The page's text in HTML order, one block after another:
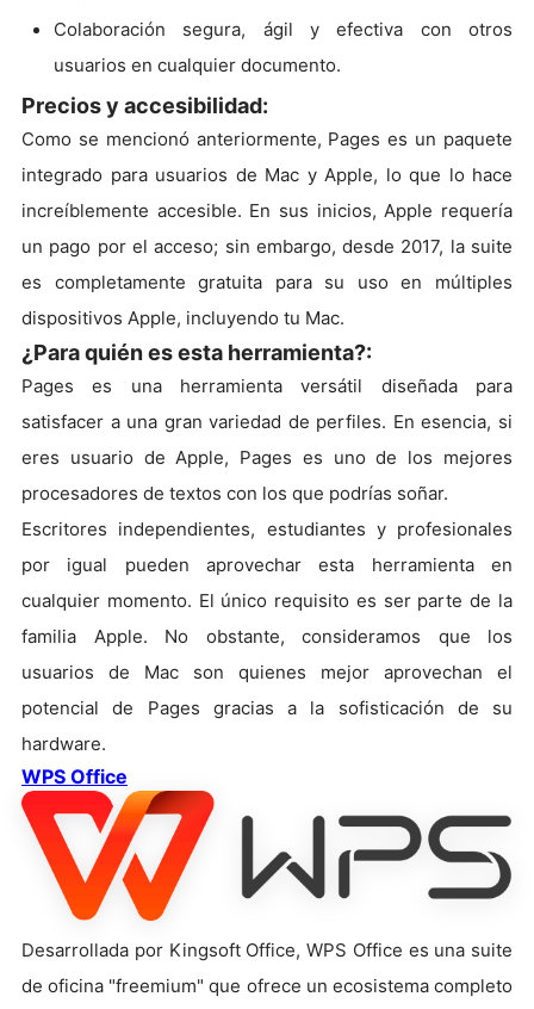
Colaboración segura, ágil y efectiva con otros
usuarios en cualquier documento.
Precios y accesibilidad:
Como se mencionó anteriormente, Pages es un paquete
integrado para usuarios de Mac y Apple, lo que lo hace
increíblemente accesible. En sus inicios, Apple requería
un pago por el acceso; sin embargo, desde 2017, la suite
es completamente gratuita para su uso en múltiples
dispositivos Apple, incluyendo tu Mac.
¿Para quién es esta herramienta?:
Pages es una herramienta versátil diseñada para
satisfacer a una gran variedad de perfiles. En esencia, si
eres usuario de Apple, Pages es uno de los mejores
procesadores de textos con los que podrías soñar.
Escritores independientes, estudiantes y profesionales
por igual pueden aprovechar esta herramienta en
cualquier momento. El único requisito es ser parte de la
familia Apple. No obstante, consideramos que los
usuarios de Mac son quienes mejor aprovechan el
potencial de Pages gracias a la sofisticación de su
hardware.
WPS Office
Desarrollada por Kingsoft Office, WPS Office es una suite
de oficina "freemium" que ofrece un ecosistema completo